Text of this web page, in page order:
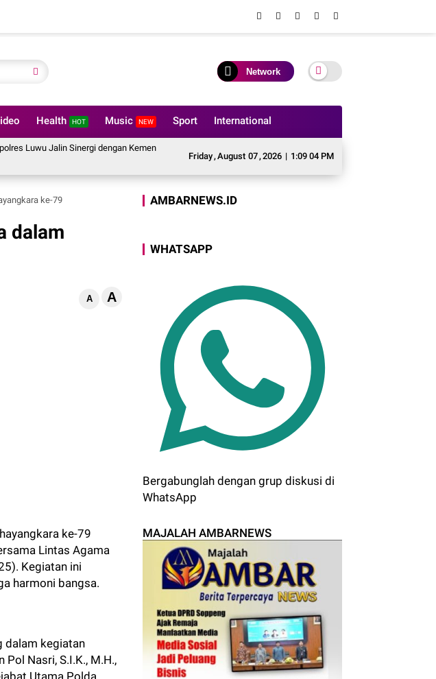
Network
Health HOT Music NEW Sport International
Friday,August 07,2026 | 1:09 05 PM
Jalin Sinergi dengan Kementerian Agama, Perkuat Fondasi Kerukunan dan Stabilitas Kamtibmas
ke-79
dalam
A A
ke-79
Lintas Agama
Kegiatan ini
harmoni bangsa.
dalam kegiatan
Nasri, S.I.K., M.H.,
Utama Polda
AMBARNEWS.ID
WHATSAPP
Bergabunglah dengan grup diskusi di
WhatsApp
MAJALAH AMBARNEWS